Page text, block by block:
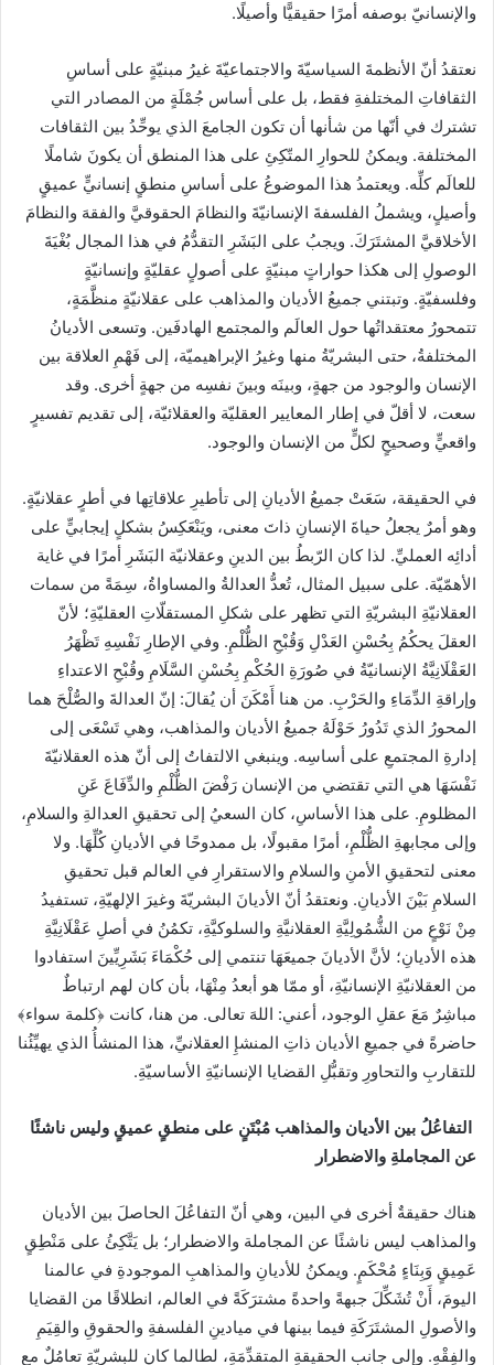
والإنسانيّ بوصفه أمرًا حقيقيًّا وأصيلًا.
نعتقدُ أنّ الأنظمةَ السياسيّةَ والاجتماعيّةَ غيرُ مبنيّةٍ على أساسِ
الثقافاتِ المختلفةِ فقط، بل على أساس جُمْلَةٍ من المصادر التي
تشترك في أنّها من شأنها أن تكون الجامعَ الذي يوحِّدُ بين الثقافات
المختلفة. ويمكنُ للحوارِ المتّكِئِ على هذا المنطق أن يكونَ شاملًا
للعالَم كلِّه. ويعتمدُ هذا الموضوعُ على أساسِ منطقٍ إنسانيٍّ عميقٍ
وأصيلٍ، ويشملُ الفلسفةَ الإنسانيّةَ والنظامَ الحقوقيَّ والفقهَ والنظامَ
الأخلاقيَّ المشتَرَكَ. ويجبُ على البَشَرِ التقدُّمُ في هذا المجال بُغْيَةَ
الوصولِ إلى هكذا حواراتٍ مبنيّةٍ على أصولٍ عقليّةٍ وإنسانيّةٍ
وفلسفيّةٍ. وتبتني جميعُ الأديان والمذاهب على عقلانيّةٍ منظَّمَةٍ،
تتمحورُ معتقداتُها حول العالَم والمجتمع الهادفَين. وتسعى الأديانُ
المختلفةُ، حتى البشريّةُ منها وغيرُ الإبراهيميّة، إلى فَهْمِ العلاقة بين
الإنسان والوجود من جهةٍ، وبينَه وبينَ نفسِه من جهةٍ أخرى. وقد
سعت، لا أقلّ في إطار المعايير العقليّة والعقلائيّة، إلى تقديم تفسيرٍ
واقعيٍّ وصحيحٍ لكلٍّ من الإنسان والوجود.
في الحقيقة، سَعَتْ جميعُ الأديانِ إلى تأطيرِ علاقاتِها في أطرٍ عقلانيّةٍ.
وهو أمرٌ يجعلُ حياةَ الإنسانِ ذاتَ معنى، ويَنْعَكِسُ بشكلٍ إيجابيٍّ على
أدائِه العمليِّ. لذا كان الرّبطُ بين الدينِ وعقلانيّة البَشَرِ أمرًا في غاية
الأهمّيّة. على سبيل المثال، تُعدُّ العدالةُ والمساواةُ، سِمَةً من سمات
العقلانيّةِ البشريّةِ التي تظهر على شكلِ المستقلّاتِ العقليّةِ؛ لأنّ
العقلَ يحكُمُ بِحُسْنِ العَدْلِ وَقُبْحِ الظُّلْمِ. وفي الإطارِ نَفْسِهِ تَظْهَرُ
العَقْلَانِيَّةُ الإنسانيّةُ في صُورَةِ الحُكْمِ بِحُسْنِ السَّلَامِ وقُبْحِ الاعتداءِ
وإراقةِ الدِّمَاءِ والحَرْبِ. من هنا أَمْكَنَ أن يُقالَ: إنّ العدالةَ والصُّلْحَ هما
المحورُ الذي تَدُورُ حَوْلَهُ جميعُ الأديان والمذاهب، وهي تَسْعَى إلى
إدارةِ المجتمعِ على أساسِه. وينبغي الالتفاتُ إلى أنّ هذه العقلانيّةَ
نَفْسَهَا هي التي تقتضي من الإنسان رَفْضَ الظُّلْمِ والدِّفَاعَ عَنِ
المظلومِ. على هذا الأساسِ، كان السعيُ إلى تحقيقِ العدالةِ والسلامِ،
وإلى مجابهةِ الظُّلْمِ، أمرًا مقبولًا، بل ممدوحًا في الأديانِ كُلِّهَا. ولا
معنى لتحقيقِ الأمنِ والسلامِ والاستقرارِ في العالم قبل تحقيقِ
السلامِ بَيْنَ الأديانِ. ونعتقدُ أنّ الأديانَ البشريّةَ وغيرَ الإلهيّةِ، تستفيدُ
مِنْ نَوْعٍ من الشُّمُولِيَّةِ العقلانيَّةِ والسلوكيَّةِ، تكمُنُ في أصلِ عَقْلَانِيَّةِ
هذه الأديانِ؛ لأنَّ الأديانَ جميعَهَا تنتمي إلى حُكْمَاءَ بَشَرِيِّينَ استفادوا
من العقلانيّةِ الإنسانيّةِ، أو ممّا هو أبعدُ مِنْهَا، بأن كان لهم ارتباطٌ
مباشِرٌ مَعَ عقلِ الوجود، أعني: اللهَ تعالى. من هنا، كانت ﴿كلمة سواء﴾
حاضرةً في جميعِ الأديان ذاتِ المنشإِ العقلانيِّ، هذا المنشأُ الذي يهيِّئُنا
للتقاربِ والتحاورِ وتقبُّلِ القضايا الإنسانيّةِ الأساسيّةِ.
التفاعُلُ بين الأديان والمذاهب مُبْتَنٍ على منطقٍ عميقٍ وليس ناشئًا
عن المجاملةِ والاضطرار
هناك حقيقةٌ أخرى في البين، وهي أنّ التفاعُلَ الحاصلَ بين الأديان
والمذاهب ليس ناشئًا عن المجاملة والاضطرار؛ بل يَتَّكِئُ على مَنْطِقٍ
عَمِيقٍ وَبِنَاءٍ مُحْكَمٍ. ويمكنُ للأديانِ والمذاهبِ الموجودةِ في عالمنا
اليومَ، أَنْ تُشَكِّلَ جبهةً واحدةً مشترَكَةً في العالم، انطلاقًا من القضايا
والأصولِ المشتَرَكَةِ فيما بينها في ميادينِ الفلسفةِ والحقوقِ والقِيَمِ
والفِقْهِ. وإلى جانب الحقيقةِ المتقدِّمَةِ، لطالما كان للبشريّةِ تعامُلٌ مع